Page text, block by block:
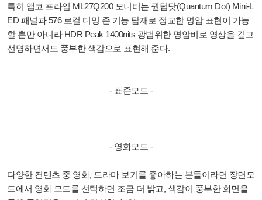
특히 앱코 프라임 ML27Q200 모니터는 퀀텀닷(Quantum Dot) Mini-L
ED 패널과 576 로컬 디밍 존 기능 탑재로 정교한 명암 표현이 가능
할 뿐만 아니라 HDR Peak 1400nits 광범위한 명암비로 영상을 깊고
선명하면서도 풍부한 색감으로 표현해 준다.
- 표준모드 -
- 영화모드 -
다양한 컨텐츠 중 영화, 드라마 보기를 좋아하는 분들이라면 장면모
드에서 영화 모드를 선택하면 조금 더 밝고, 색감이 풍부한 화면을